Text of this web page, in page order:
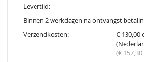
Levertijd:
Binnen 2 werkdagen na ontvangst
Verzendkosten:
€ 130,00
(€